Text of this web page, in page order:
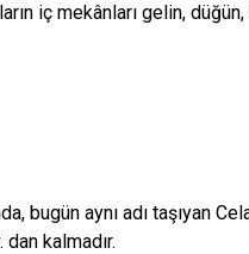
iç mekânları gelin,
bugün aynı adı taşıyan
kalmadır.